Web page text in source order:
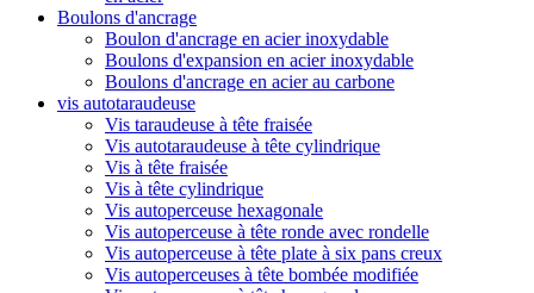
Boulons d'ancrage
Boulon d'ancrage en acier inoxydable
Boulons d'expansion en acier inoxydable
Boulons d'ancrage en acier au carbone
vis autotaraudeuse
Vis taraudeuse à tête fraisée
Vis autotaraudeuse à tête cylindrique
Vis à tête fraisée
Vis à tête cylindrique
Vis autoperceuse hexagonale
Vis autoperceuse à tête ronde avec rondelle
Vis autoperceuse à tête plate à six pans creux
Vis autoperceuses à tête bombée modifiée